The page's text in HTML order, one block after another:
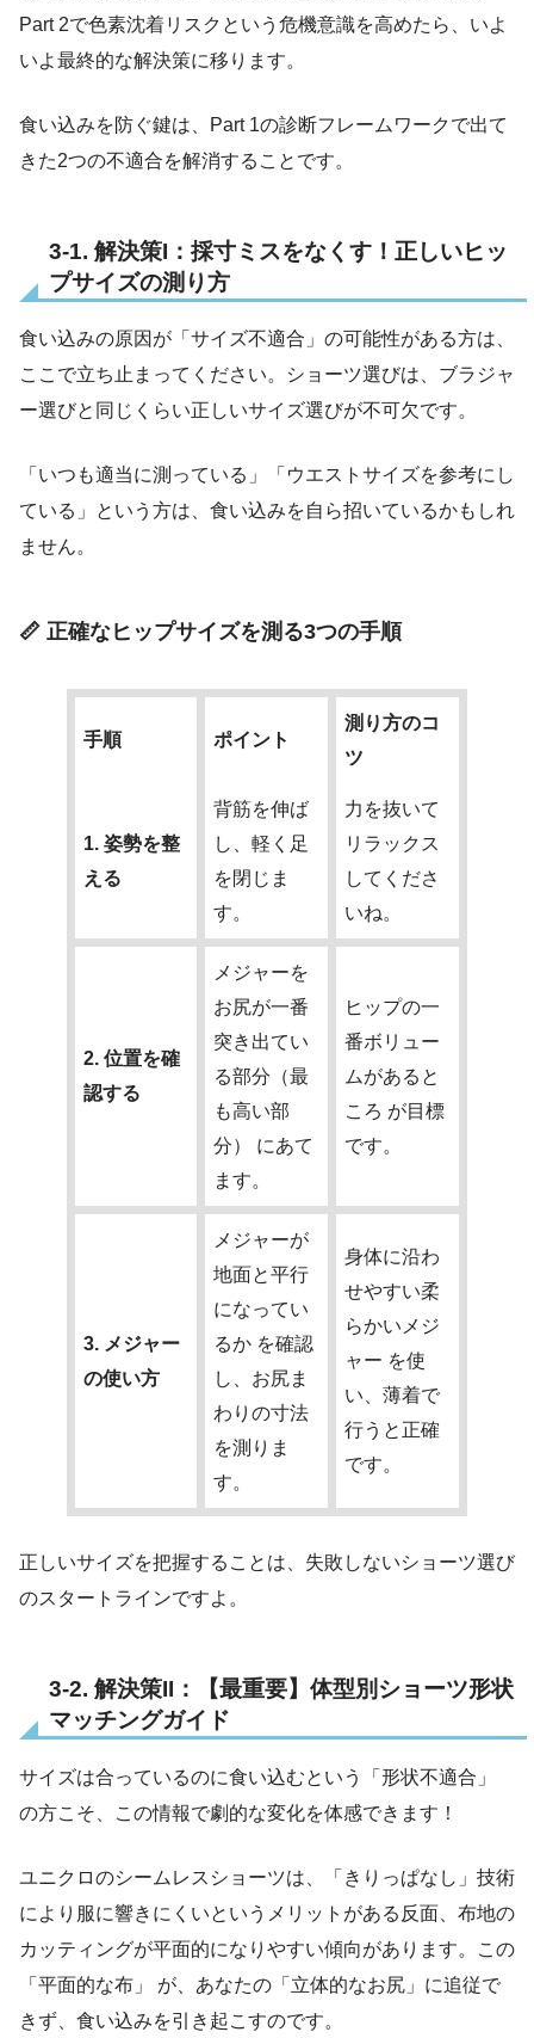
Part 2で色素沈着リスクという危機意識を高めたら、いよ
いよ最終的な解決策に移ります。
食い込みを防ぐ鍵は、Part 1の診断フレームワークで出て
きた2つの不適合を解消することです。
3-1. 解決策I：採寸ミスをなくす！正しいヒッ
プサイズの測り方
食い込みの原因が「サイズ不適合」の可能性がある方は、
ここで立ち止まってください。ショーツ選びは、ブラジャ
ー選びと同じくらい正しいサイズ選びが不可欠です。
「いつも適当に測っている」「ウエストサイズを参考にし
ている」という方は、食い込みを自ら招いているかもしれ
ません。
📏 正確なヒップサイズを測る3つの手順
手順 ポイント
測り方のコ
ツ
1. 姿勢を整
える
背筋を伸ば
し、軽く足
を閉じま
す。
力を抜いて
リラックス
してくださ
いね。
2. 位置を確
認する
メジャーを
お尻が一番
突き出てい
る部分（最
も高い部
分） にあて
ます。
ヒップの一
番ボリュー
ムがあると
ころ が目標
です。
3. メジャー
の使い方
メジャーが
地面と平行
になってい
るか を確認
し、お尻ま
わりの寸法
を測りま
す。
身体に沿わ
せやすい柔
らかいメジ
ャー を使
い、薄着で
行うと正確
です。
正しいサイズを把握することは、失敗しないショーツ選び
のスタートラインですよ。
3-2. 解決策II：【最重要】体型別ショーツ形状
マッチングガイド
サイズは合っているのに食い込むという「形状不適合」
の方こそ、この情報で劇的な変化を体感できます！
ユニクロのシームレスショーツは、「きりっぱなし」技術
により服に響きにくいというメリットがある反面、布地の
カッティングが平面的になりやすい傾向があります。この
「平面的な布」 が、あなたの「立体的なお尻」に追従で
きず、食い込みを引き起こすのです。